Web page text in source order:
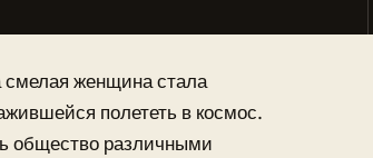
смелая женщина стала
полететь в космос.
общество различными